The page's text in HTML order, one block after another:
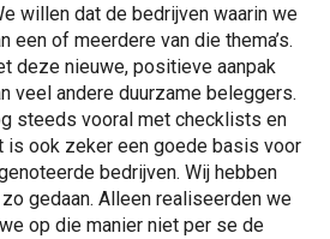
willen dat de bedrijven waarin we
een of meerdere van die thema’s.
deze nieuwe, positieve aanpak
veel andere duurzame beleggers.
steeds vooral met checklists en
is ook zeker een goede basis voor
bedrijven. Wij hebben
gedaan. Alleen realiseerden we
op die manier niet per se de